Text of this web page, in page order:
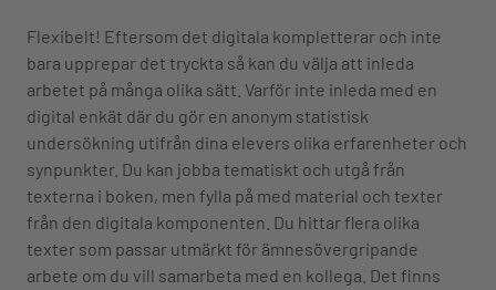
Flexibelt! Eftersom det digitala kompletterar och inte
bara upprepar det tryckta så kan du välja att inleda
arbetet på många olika sätt. Varför inte inleda med en
digital enkät där du gör en anonym statistisk
undersökning utifrån dina elevers olika erfarenheter och
synpunkter. Du kan jobba tematiskt och utgå från
texterna i boken, men fylla på med material och texter
från den digitala komponenten. Du hittar flera olika
texter som passar utmärkt för ämnesövergripande
arbete om du vill samarbeta med en kollega. Det finns